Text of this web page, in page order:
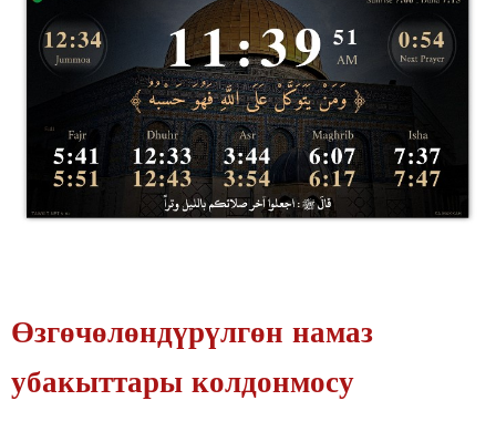
Өзгөчөлөндүрүлгөн намаз
убакыттары колдонмосу